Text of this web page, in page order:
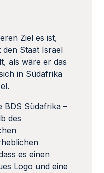
Ziel es ist,
den Staat Israel
als wäre er das
in Südafrika
BDS Südafrika –
des
es einen
Logo und eine